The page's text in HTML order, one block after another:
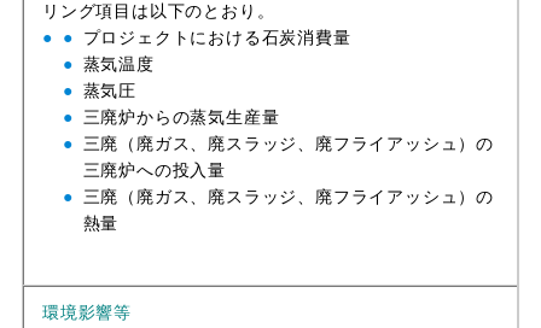
リング項目は以下のとおり。
プロジェクトにおける石炭消費量
蒸気温度
蒸気圧
三廃炉からの蒸気生産量
三廃（廃ガス、廃スラッジ、廃フライアッシュ）の
三廃炉への投入量
三廃（廃ガス、廃スラッジ、廃フライアッシュ）の
熱量
環境影響等